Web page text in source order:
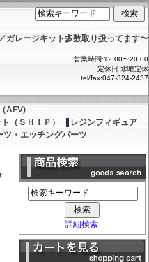
ガレージキット多数取り扱ってます〜
営業時間:12:00〜20:00
定休日:水曜定休
tel/fax:047-324-2437
AFV)
（ＳＨＩＰ）
レジンフィギュア
・エッチングパーツ
詳細検索